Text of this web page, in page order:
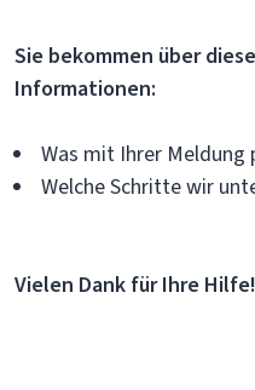
Sie bekommen über
Informationen:
Was mit Ihrer Meldung
Welche Schritte wir
Vielen Dank für Ihre Hilfe!